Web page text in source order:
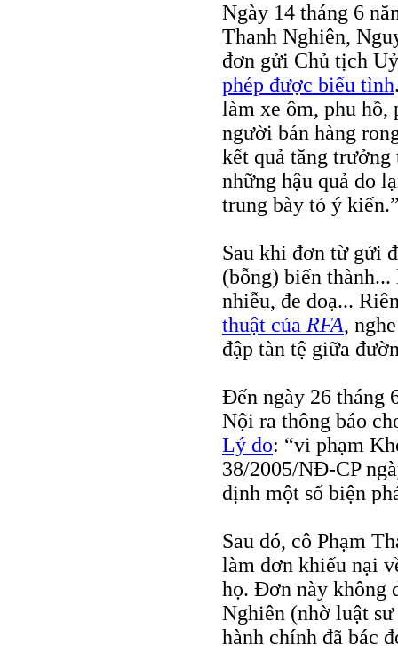
Ngày 14 tháng 6
Thanh Nghiên,
đơn gửi Chủ tịch
phép được biểu tình
làm xe ôm, phu hồ,
người bán hàng
kết quả tăng
những hậu quả do
trung bày tỏ ý
Sau khi đơn từ gửi
(bỗng) biến
nhiễu, đe doạ...
thuật của RFA,
đập tàn tệ giữa
Đến ngày 26 tháng
Nội ra thông báo
Lý do: “vi phạm
38/2005/NĐ-CP
định một số biện
Sau đó, cô Phạm
làm đơn khiếu nại
họ. Đơn này không
Nghiên (nhờ luật
hành chính đã bác